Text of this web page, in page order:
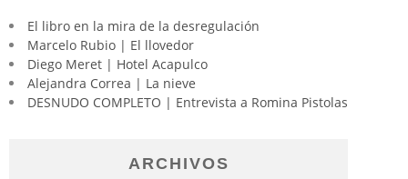
El libro en la mira de la desregulación
Marcelo Rubio | El llovedor
Diego Meret | Hotel Acapulco
Alejandra Correa | La nieve
DESNUDO COMPLETO | Entrevista a Romina Pistolas
ARCHIVOS